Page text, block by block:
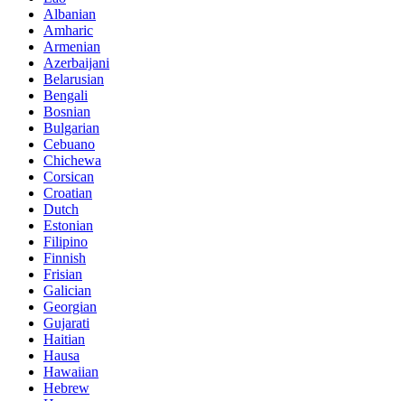
Albanian
Amharic
Armenian
Azerbaijani
Belarusian
Bengali
Bosnian
Bulgarian
Cebuano
Chichewa
Corsican
Croatian
Dutch
Estonian
Filipino
Finnish
Frisian
Galician
Georgian
Gujarati
Haitian
Hausa
Hawaiian
Hebrew